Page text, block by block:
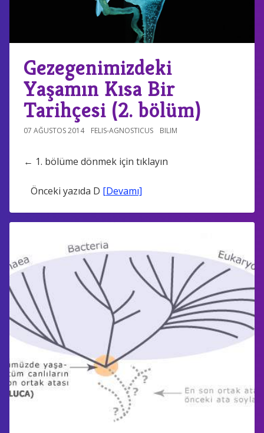
Gezegenimizdeki
Yaşamın Kısa Bir
Tarihçesi (2. bölüm)
07 AĞUSTOS 2014 FELIS-AGNOSTICUS BILIM
← 1. bölüme dönmek için tıklayın
Önceki yazıda D [Devamı]